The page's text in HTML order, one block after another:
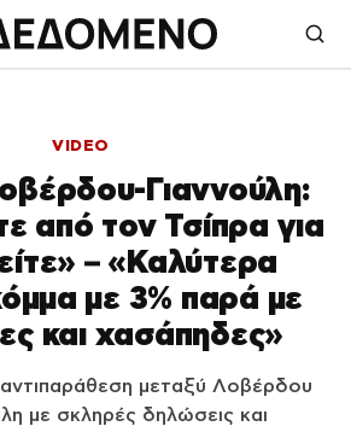
VIDEO
Γιαννούλη:
από τον Τσίπρα για
– «Καλύτερα
με 3% παρά με
και χασάπηδες»
αντιπαράθεση μεταξύ Λοβέρδου
με σκληρές δηλώσεις και